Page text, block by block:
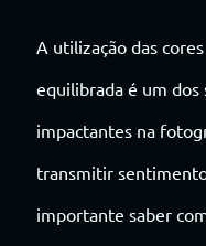
A utilização das
equilibrada é um dos
impactantes na
transmitir
importante saber